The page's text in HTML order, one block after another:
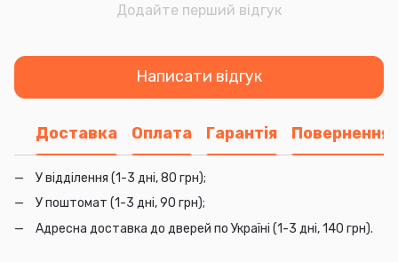
Додайте перший відгук
Написати відгук
Доставка Оплата Гарантія Повернення
У відділення (1-3 дні, 80 грн);
У поштомат (1-3 дні, 90 грн);
Адресна доставка до дверей по Україні (1-3 дні, 140 грн).